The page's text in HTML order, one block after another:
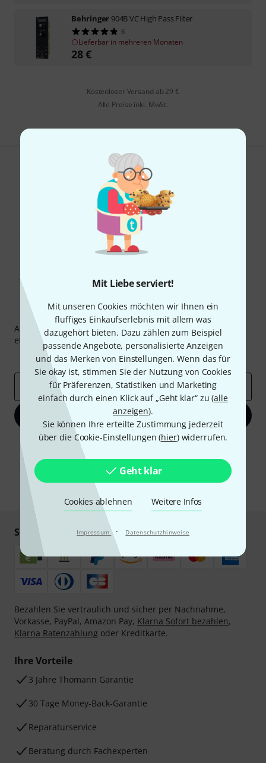
Mit Liebe serviert!
Mit unseren Cookies möchten wir Ihnen ein
fluffiges Einkaufserlebnis mit allem was
dazugehört bieten. Dazu zählen zum Beispiel
passende Angebote, personalisierte Anzeigen
und das Merken von Einstellungen. Wenn das für
Sie okay ist, stimmen Sie der Nutzung von Cookies
für Präferenzen, Statistiken und Marketing
einfach durch einen Klick auf „Geht klar“ zu (alle
anzeigen).
Sie können Ihre erteilte Zustimmung jederzeit
über die Cookie-Einstellungen (hier) widerrufen.
Geht klar
Cookies ablehnen Weitere Infos
Impressum · Datenschutzhinweise
Behringer 904B VC High Pass Filter
6
Lieferbar in mehreren Monaten
28€
Kostenloser Versand ab 29 €
Alle Preise inkl. MwSt.
Gefällt Ihnen, was Sie sehen?
Teilen Hilfe & Feedback
Thomann Newsletter
Abonniere den Thomann Newsletter und gewinne mit
etwas Glück einen von 50 Gutscheinen über jeweils
Inspirierende Beiträge
Deals Thomann Insights
E-Mail-Adresse*
Jetzt anmelden
Mit Klick auf „Jetzt anmelden“ stimmen Sie dem Erhalt von E-Mail-
Werbung und einer Messung des E-Mail-Nutzungsverhaltens zu. Die
Abmeldung ist jederzeit möglich. Weitere Informationen finden Sie in
unserenDatenschutzhinweisen
Sicher einkaufen & bezahlen
Bezahlen Sie vertraulich und sicher per Nachnahme,
Vorkasse, PayPal, Amazon Pay, Klarna Sofort bezahlen,
Klarna Ratenzahlung oder Kreditkarte.
Ihre Vorteile
3 Jahre Thomann Garantie
30 Tage Money-Back-Garantie
Reparaturservice
Beratung durch Fachexperten